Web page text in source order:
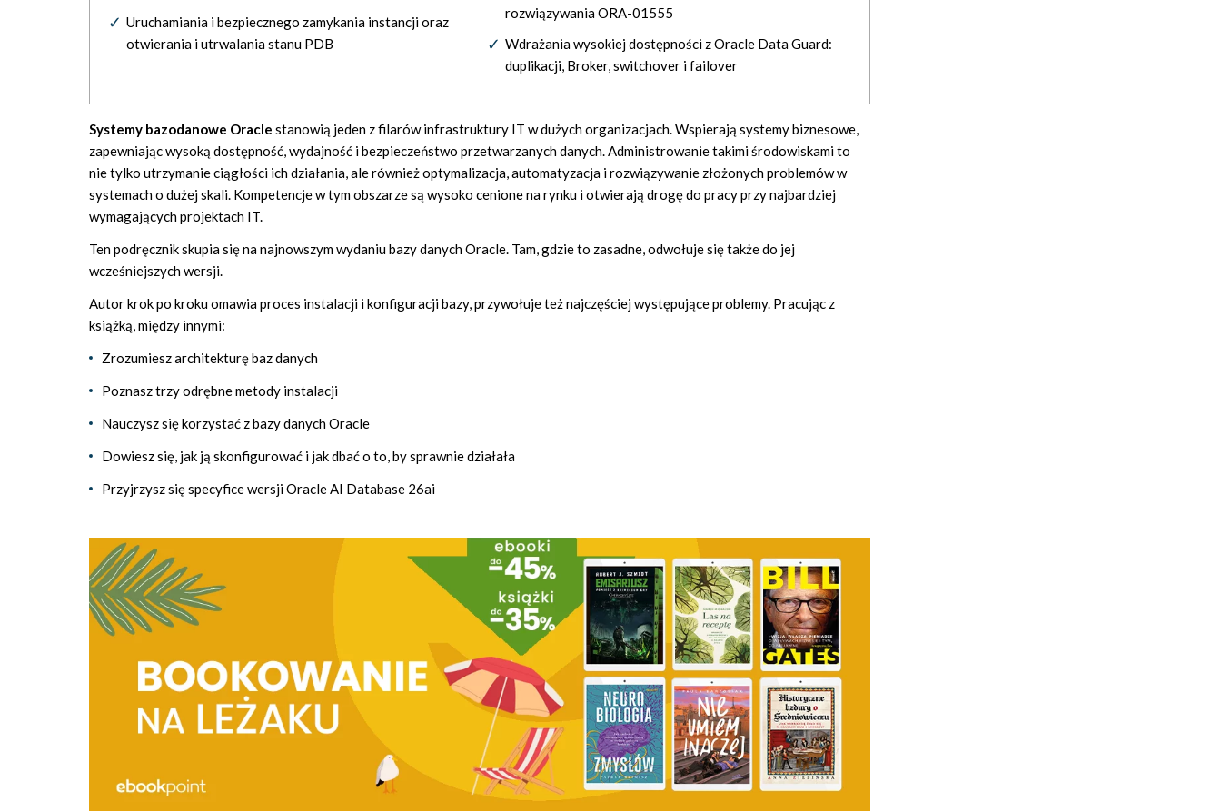
Uruchamiania i bezpiecznego zamykania instancji oraz
otwierania i utrwalania stanu PDB
rozwiązywania ORA-01555
Wdrażania wysokiej dostępności z Oracle Data Guard:
duplikacji, Broker, switchover i failover
Systemy bazodanowe Oracle stanowią jeden z filarów infrastruktury IT w dużych organizacjach. Wspierają systemy biznesowe,
zapewniając wysoką dostępność, wydajność i bezpieczeństwo przetwarzanych danych. Administrowanie takimi środowiskami to
nie tylko utrzymanie ciągłości ich działania, ale również optymalizacja, automatyzacja i rozwiązywanie złożonych problemów w
systemach o dużej skali. Kompetencje w tym obszarze są wysoko cenione na rynku i otwierają drogę do pracy przy najbardziej
wymagających projektach IT.
Ten podręcznik skupia się na najnowszym wydaniu bazy danych Oracle. Tam, gdzie to zasadne, odwołuje się także do jej
wcześniejszych wersji.
Autor krok po kroku omawia proces instalacji i konfiguracji bazy, przywołuje też najczęściej występujące problemy. Pracując z
książką, między innymi:
Zrozumiesz architekturę baz danych
Poznasz trzy odrębne metody instalacji
Nauczysz się korzystać z bazy danych Oracle
Dowiesz się, jak ją skonfigurować i jak dbać o to, by sprawnie działała
Przyjrzysz się specyfice wersji Oracle AI Database 26ai